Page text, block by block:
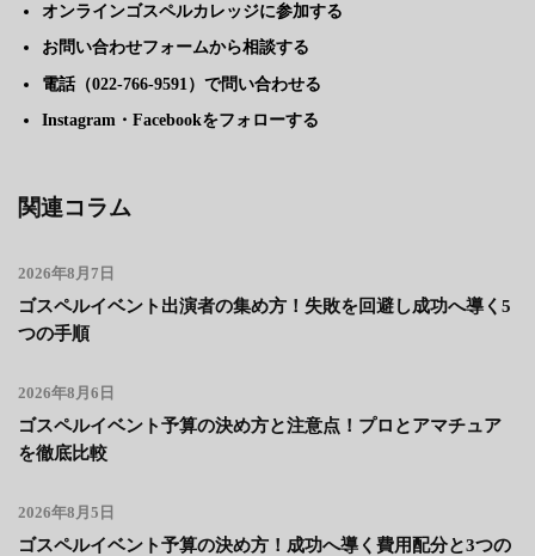
オンラインゴスペルカレッジに参加する
お問い合わせフォームから相談する
電話（022-766-9591）で問い合わせる
Instagram・Facebookをフォローする
関連コラム
2026年8月7日
ゴスペルイベント出演者の集め方！失敗を回避し成功へ導く5
つの手順
2026年8月6日
ゴスペルイベント予算の決め方と注意点！プロとアマチュア
を徹底比較
2026年8月5日
ゴスペルイベント予算の決め方！成功へ導く費用配分と3つの